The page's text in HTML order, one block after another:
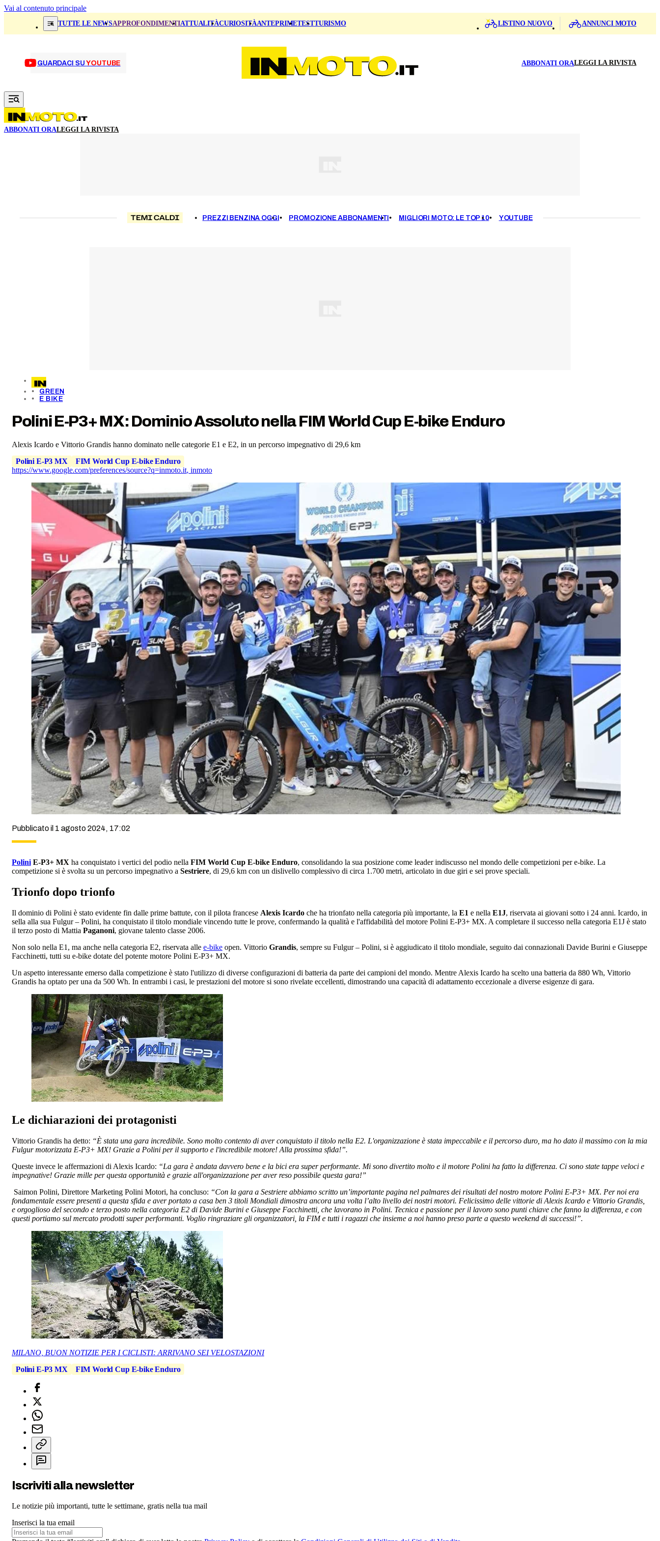
Vai al contenuto principale
TUTTE LE NEWSAPPROFONDIMENTIATTUALITÀCURIOSITÀANTEPRIMETESTTURISMO LISTINO NUOVO ANNUNCI MOTO
GUARDACI SUYOUTUBE ABBONATI ORALEGGI LA RIVISTA
ABBONATI ORALEGGI LA RIVISTA
TEMI CALDI PREZZI BENZINA OGGI PROMOZIONE ABBONAMENTI MIGLIORI MOTO: LE TOP 10 YOUTUBE
GREEN
E BIKE
Polini E-P3+ MX: Dominio Assoluto nella FIM World Cup E-bike Enduro
Alexis Icardo e Vittorio Grandis hanno dominato nelle categorie E1 e E2, in un percorso impegnativo di 29,6 km
Polini E-P3 MX
FIM World Cup E-bike Enduro
https://www.google.com/preferences/source?q=inmoto.it, inmoto
Pubblicato il 1 agosto 2024, 17:02
PoliniE-P3+ MX ha conquistato i vertici del podio nella FIM World Cup E-bike Enduro, consolidando la sua posizione come leader indiscusso nel mondo delle competizioni per e-bike. La
competizione si è svolta su un percorso impegnativo a Sestriere, di 29,6 km con un dislivello complessivo di circa 1.700 metri, articolato in due giri e sei prove speciali.
Trionfo dopo trionfo
Il dominio di Polini è stato evidente fin dalle prime battute, con il pilota francese Alexis Icardo che ha trionfato nella categoria più importante, la E1 e nella E1J, riservata ai giovani sotto i 24 anni. Icardo, in
sella alla sua Fulgur – Polini, ha conquistato il titolo mondiale vincendo tutte le prove, confermando la qualità e l'affidabilità del motore Polini E-P3+ MX. A completare il successo nella categoria E1J è stato
il terzo posto di Mattia Paganoni, giovane talento classe 2006.
Non solo nella E1, ma anche nella categoria E2, riservata alle e-bike open. Vittorio Grandis, sempre su Fulgur – Polini, si è aggiudicato il titolo mondiale, seguito dai connazionali Davide Burini e Giuseppe
Facchinetti, tutti su e-bike dotate del potente motore Polini E-P3+ MX.
Un aspetto interessante emerso dalla competizione è stato l'utilizzo di diverse configurazioni di batteria da parte dei campioni del mondo. Mentre Alexis Icardo ha scelto una batteria da 880 Wh, Vittorio
Grandis ha optato per una da 500 Wh. In entrambi i casi, le prestazioni del motore si sono rivelate eccellenti, dimostrando una capacità di adattamento eccezionale a diverse esigenze di gara.
Le dichiarazioni dei protagonisti
Vittorio Grandis ha detto: “È stata una gara incredibile. Sono molto contento di aver conquistato il titolo nella E2. L'organizzazione è stata impeccabile e il percorso duro, ma ho dato il massimo con la mia
Fulgur motorizzata E-P3+ MX! Grazie a Polini per il supporto e l'incredibile motore! Alla prossima sfida!”.
Queste invece le affermazioni di Alexis Icardo: “La gara è andata davvero bene e la bici era super performante. Mi sono divertito molto e il motore Polini ha fatto la differenza. Ci sono state tappe veloci e
impegnative! Grazie mille per questa opportunità e grazie all'organizzazione per aver reso possibile questa gara!”
Saimon Polini, Direttore Marketing Polini Motori, ha concluso: “Con la gara a Sestriere abbiamo scritto un’importante pagina nel palmares dei risultati del nostro motore Polini E-P3+ MX. Per noi era
fondamentale essere presenti a questa sfida e aver portato a casa ben 3 titoli Mondiali dimostra ancora una volta l’alto livello dei nostri motori. Felicissimo delle vittorie di Alexis Icardo e Vittorio Grandis,
e orgoglioso del secondo e terzo posto nella categoria E2 di Davide Burini e Giuseppe Facchinetti, che lavorano in Polini. Tecnica e passione per il lavoro sono punti chiave che fanno la differenza, e con
questi portiamo sul mercato prodotti super performanti. Voglio ringraziare gli organizzatori, la FIM e tutti i ragazzi che insieme a noi hanno preso parte a questo weekend di successi!”.
MILANO, BUON NOTIZIE PER I CICLISTI: ARRIVANO SEI VELOSTAZIONI
Polini E-P3 MX
FIM World Cup E-bike Enduro
Iscriviti alla newsletter
Le notizie più importanti, tutte le settimane, gratis nella tua mail
Inserisci la tua email